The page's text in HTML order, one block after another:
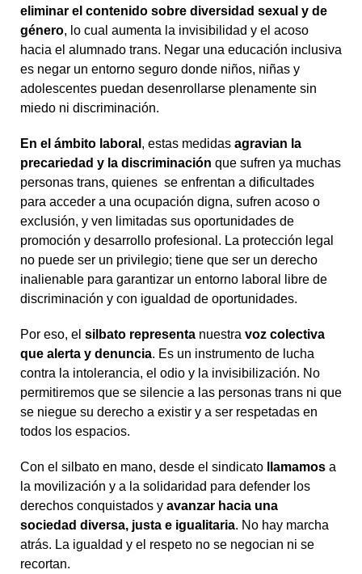
eliminar el contenido sobre diversidad sexual y de
género, lo cual aumenta la invisibilidad y el acoso
hacia el alumnado trans. Negar una educación inclusiva
es negar un entorno seguro donde niños, niñas y
adolescentes puedan desenrollarse plenamente sin
miedo ni discriminación.
En el ámbito laboral , estas medidas agravian la
precariedad y la discriminación que sufren ya muchas
personas trans, quienes se enfrentan a dificultades
para acceder a una ocupación digna, sufren acoso o
exclusión, y ven limitadas sus oportunidades de
promoción y desarrollo profesional. La protección legal
no puede ser un privilegio; tiene que ser un derecho
inalienable para garantizar un entorno laboral libre de
discriminación y con igualdad de oportunidades.
Por eso, el silbato representa nuestra voz colectiva
que alerta y denuncia. Es un instrumento de lucha
contra la intolerancia, el odio y la invisibilización. No
permitiremos que se silencie a las personas trans ni que
se niegue su derecho a existir y a ser respetadas en
todos los espacios.
Con el silbato en mano, desde el sindicato llamamos a
la movilización y a la solidaridad para defender los
derechos conquistados y avanzar hacia una
sociedad diversa, justa e igualitaria. No hay marcha
atrás. La igualdad y el respeto no se negocian ni se
recortan.